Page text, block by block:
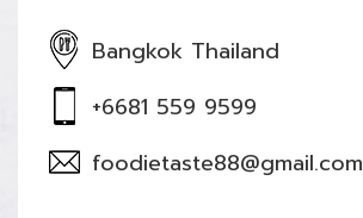
Bangkok Thailand
+6681 559 9599
foodietaste88@gmail.com